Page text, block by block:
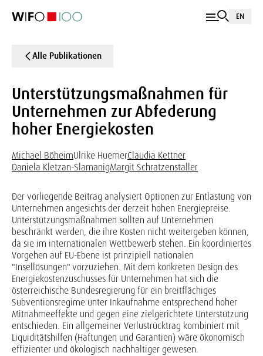
EN
Alle Publikationen
Unterstützungsmaßnahmen für
Unternehmen zur Abfederung
hoher Energiekosten
Michael BöheimUlrike HuemerClaudia Kettner
Daniela Kletzan-SlamanigMargit Schratzenstaller
Der vorliegende Beitrag analysiert Optionen zur Entlastung von
Unternehmen angesichts der derzeit hohen Energiepreise.
Unterstützungsmaßnahmen sollten auf Unternehmen
beschränkt werden, die ihre Kosten nicht weitergeben können,
da sie im internationalen Wettbewerb stehen. Ein koordiniertes
Vorgehen auf EU-Ebene ist prinzipiell nationalen
"Insellösungen" vorzuziehen. Mit dem konkreten Design des
Energiekostenzuschusses für Unternehmen hat sich die
österreichische Bundesregierung für ein breitflächiges
Subventionsregime unter Inkaufnahme entsprechend hoher
Mitnahmeeffekte und gegen eine zielgerichtete Unterstützung
entschieden. Ein allgemeiner Verlustrücktrag kombiniert mit
Liquiditätshilfen (Haftungen und Garantien) wäre ökonomisch
effizienter und ökologisch nachhaltiger gewesen.